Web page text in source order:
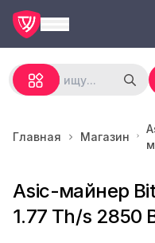
Главная Магазин
Asic-майнер
1.77 Th/s 2850